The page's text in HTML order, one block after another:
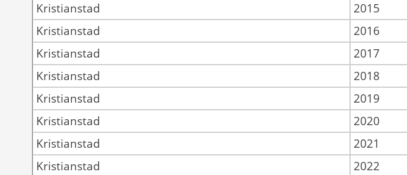
Kristianstad
2015
Kristianstad
2016
Kristianstad
2017
Kristianstad
2018
Kristianstad
2019
Kristianstad
2020
Kristianstad
2021
Kristianstad
2022